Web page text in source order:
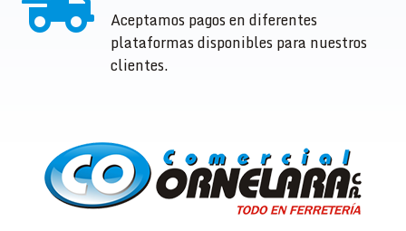
Aceptamos pagos en diferentes
plataformas disponibles para nuestros
clientes.